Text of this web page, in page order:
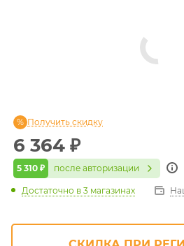
6 364 ₽
5 310 ₽ после авторизации
Получить скидку
Достаточно в 3 магазинах